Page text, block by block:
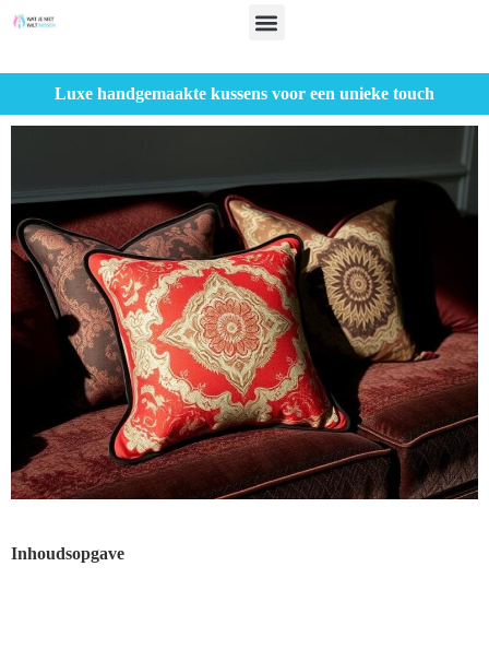
Luxe handgemaakte kussens voor een unieke touch
Inhoudsopgave